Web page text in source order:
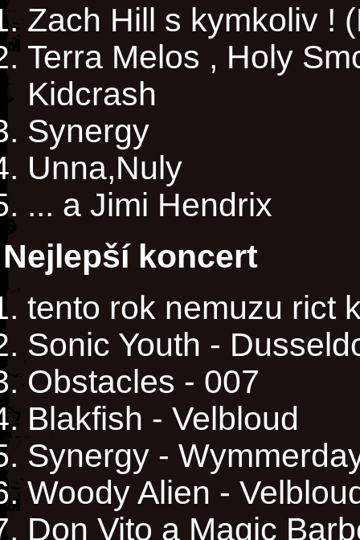
Zach Hill s kymkoliv !
Terra Melos , Holy
Kidcrash
Synergy
Unna,Nuly
... a Jimi Hendrix
Nejlepší koncert
tento rok nemuzu rict
Sonic Youth -
Obstacles - 007
Blakfish - Velbloud
Synergy -
Woody Alien -
Don Vito a Magic